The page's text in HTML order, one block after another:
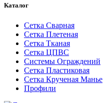
Каталог
Сетка Сварная
Сетка Плетеная
Сетка Тканая
Сетка ЦПВС
Системы Ограждений
Сетка Пластиковая
Сетка Крученая Манье
Профили